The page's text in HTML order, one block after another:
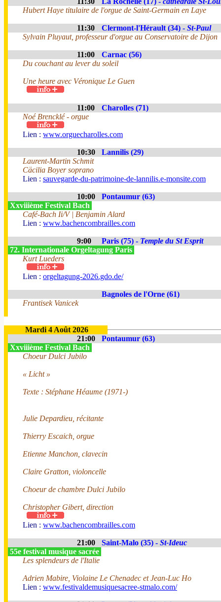
Hubert Haye titulaire de l'orgue de Saint-Germain en Laye
11:30 Clermont-l'Hérault (34) - St-Paul
Sylvain Pluyaut, professeur d'orgue au Conservatoire de Dijon
11:00
Carnac (56)
Du couchant au lever du soleil
Une heure avec Véronique Le Guen
11:00
Charolles (71)
Noé Brencklé - orgue
Lien : www.orguecharolles.com
10:30
Lannilis (29)
Laurent-Martin Schmit
Cäcilia Boyer soprano
Lien : sauvegarde-du-patrimoine-de-lannilis.e-monsite.com
10:00
Pontaumur (63)
Xxviiième Festival Bach
Café-Bach Ii/V | Benjamin Alard
Lien : www.bachencombrailles.com
9:00 Paris (75) - Temple du St Esprit
72. Internationale Orgeltagung Paris
Kurt Lueders
Lien : orgeltagung-2026.gdo.de/
Bagnoles de l'Orne (61)
Frantisek Vanicek
Mardi 4 Août 2026
21:00
Pontaumur (63)
Xxviiième Festival Bach
Choeur Dulci Jubilo
« Licht »
Texte : Stéphane Héaume (1971-)
Julie Depardieu, récitante
Thierry Escaich, orgue
Etienne Manchon, clavecin
Claire Gratton, violoncelle
Choeur de chambre Dulci Jubilo
Christopher Gibert, direction
Lien : www.bachencombrailles.com
21:00 Saint-Malo (35) - St-Ideuc
55e festival musique sacrée
Les splendeurs de l'Italie
Adrien Mabire, Violaine Le Chenadec et Jean-Luc Ho
Lien : www.festivaldemusiquesacree-stmalo.com/